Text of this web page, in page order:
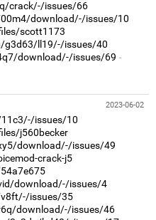
crack/-/issues/66
download/-/issues/10
scott1173
g3d63/ll19/-/issues/40
download/-/issues/69
2023-06-02
issues/10
j560becker
download/-/issues/49
crack-j5
download/-/issues/4
issues/35
download/-/issues/46